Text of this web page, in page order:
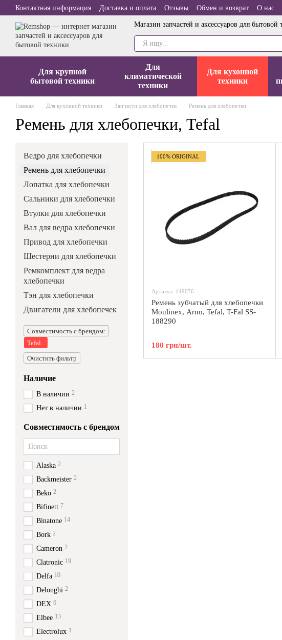
Перейти к основному контенту
Контактная информация Доставка и оплата Отзывы Обмен и возврат О нас
Магазин запчастей и аксессуаров для бытовой
Для крупной
бытовой техники
Для
климатической
техники
Для кухонной
техники
Главная Для кухонной техники Запчасти для хлебопечек Ремень для хлебопечки
Ремень для хлебопечки, Tefal
100% ORIGINAL
Артикул: 149076
Ремень зубчатый для хлебопечки
Moulinex, Arno, Tefal, T-Fal SS-
188290
180 грн/шт.
Ведро для хлебопечки
Ремень для хлебопечки
Лопатка для хлебопечки
Сальники для хлебопечки
Втулки для хлебопечки
Вал для ведра хлебопечки
Привод для хлебопечки
Шестерни для хлебопечки
Ремкомплект для ведра
хлебопечки
Тэн для хлебопечки
Двигатели для хлебопечек
Совместимость с брендом:
Tefal
Очистить фильтр
Наличие
В наличии 2
Нет в наличии 1
Совместимость с брендом
Alaska 2
Backmeister 2
Beko 2
Bifinett 7
Binatone 14
Bork 2
Cameron 2
Clatronic 19
Delfa 10
Delonghi 2
DEX 6
Elbee 13
Electrolux 1